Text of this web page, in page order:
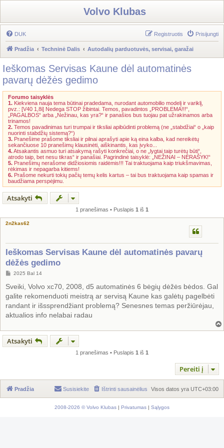
Volvo Klubas
DUK Prisijungti
Registruotis
Pradžia Techninė Dalis Autodalių parduotuvės, servisai, garažai
Ieškomas Servisas Kaune dėl automatinės
pavarų dėžės gedimo
Forumo taisyklės
1. Kiekviena nauja tema būtinai pradedama, nurodant automobilio modelį ir variklį,
pvz.: [V40 1,8i] Nedega STOP žibintai. Temos, pavadintos „PROBLEMA!!!“,
„PAGALBOS“ arba „Nežinau, kas yra?“ ir panašios bus tuojau pat užrakinamos arba
trinamos!
2. Temos pavadinimas turi trumpai ir tiksliai apibūdinti problemą (ne „stabdžiai“ o „kaip
nuorinti stabdžių sistemą?“)
3. Pranešime prašome tiksliai ir pilnai aprašyti apie ką eina kalba, kad nereikėtų
sekančiuose 10 pranešimų klausinėti, aiškinantis, kas įvyko...
4.Atsakantis asmuo turi atsakymą rašyti konkrečiai, o ne „lygtai taip turėtų būti“,
atrodo taip, bet nesu tikras“ ir panašiai. Pagrindinė taisyklė: „NEŽINAI – NERAŠYK!“
5. Pranešimų nerašome didžiosiomis raidėmis!!! Tai traktuojama kaip triukšmavimas,
rėkimas ir nepagarba kitiems!
6. Prašome nekurti tokių pačių temų kelis kartus – tai bus traktuojama kaip spamas ir
baudžiama perspėjimu.
Atsakyti
1 pranešimas • Puslapis 1 iš 1
2n2kas62
Ieškomas Servisas Kaune dėl automatinės pavarų
dėžės gedimo
S
a
n
d
r
t
ė
2025 Bal 14
Sveiki, Volvo xc70, 2008, d5 automatinės 6 bėgių dėžės bėdos. Gal
galite rekomenduoti meistrą ar servisą Kaune kas galėtų pagelbėti
randant ir išssprendžiant problemą? Senesnes temas peržiūrėjau,
aktualios info nelabai radau
Atsakyti
1 pranešimas • Puslapis 1 iš 1
Pereiti į
Pradžia Visos datos yra UTC+03:00
Ištrinti sausainėlius
Susisiekite
2008-2026 © Volvo Klubas | Privatumas | Sąlygos